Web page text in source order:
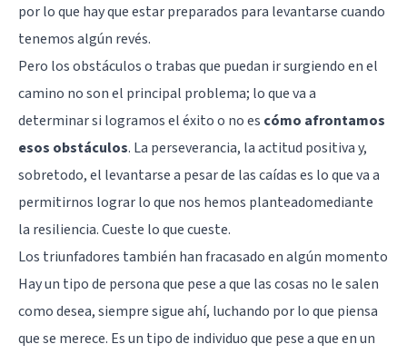
por lo que hay que estar preparados para levantarse cuando
tenemos algún revés.
Pero los obstáculos o trabas que puedan ir surgiendo en el
camino no son el principal problema; lo que va a
determinar si logramos el éxito o no es cómo afrontamos
esos obstáculos. La perseverancia, la actitud positiva y,
sobretodo, el levantarse a pesar de las caídas es lo que va a
permitirnos lograr lo que nos hemos planteadomediante
la resiliencia. Cueste lo que cueste.
Los triunfadores también han fracasado en algún momento
Hay un tipo de persona que pese a que las cosas no le salen
como desea, siempre sigue ahí, luchando por lo que piensa
que se merece. Es un tipo de individuo que pese a que en un